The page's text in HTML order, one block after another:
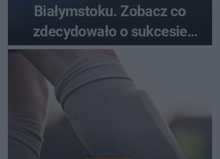
Białymstoku. Zobacz co
zdecydowało o sukcesie
gości